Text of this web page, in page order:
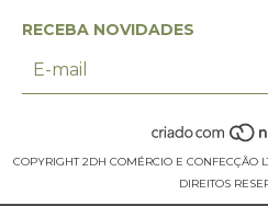
RECEBA NOVIDADES
COPYRIGHT 2DH COMÉRCIO E CONFECÇÃO
DIREITOS